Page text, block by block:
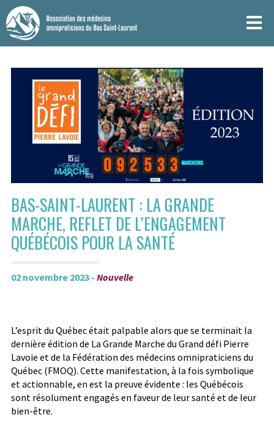
BAS-SAINT-LAURENT : LA GRANDE
MARCHE, REFLET DE L’ENGAGEMENT
QUÉBÉCOIS POUR LA SANTÉ
02 novembre 2023 - Nouvelle
L’esprit du Québec était palpable alors que se terminait la
dernière édition de La Grande Marche du Grand défi Pierre
Lavoie et de la Fédération des médecins omnipraticiens du
Québec (FMOQ). Cette manifestation, à la fois symbolique
et actionnable, en est la preuve évidente : les Québécois
sont résolument engagés en faveur de leur santé et de leur
bien-être.